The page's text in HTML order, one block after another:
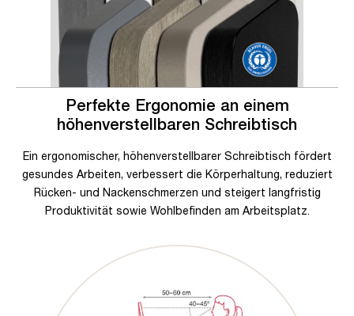
Perfekte Ergonomie an einem
höhenverstellbaren Schreibtisch
Ein ergonomischer, höhenverstellbarer Schreibtisch fördert
gesundes Arbeiten, verbessert die Körperhaltung, reduziert
Rücken- und Nackenschmerzen und steigert langfristig
Produktivität sowie Wohlbefinden am Arbeitsplatz.